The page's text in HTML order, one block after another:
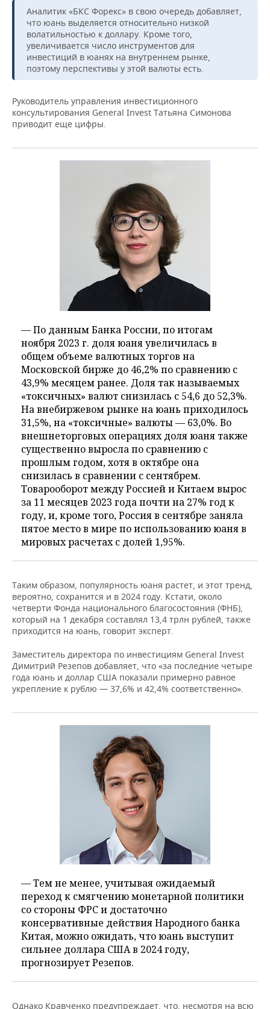
Аналитик «БКС Форекс» в свою очередь добавляет,
что юань выделяется относительно низкой
волатильностью к доллару. Кроме того,
увеличивается число инструментов для
инвестиций в юанях на внутреннем рынке,
поэтому перспективы у этой валюты есть.
Руководитель управления инвестиционного
консультирования General Invest Татьяна Симонова
приводит еще цифры.
— По данным Банка России, по итогам
ноября 2023 г. доля юаня увеличилась в
общем объеме валютных торгов на
Московской бирже до 46,2% по сравнению с
43,9% месяцем ранее. Доля так называемых
«токсичных» валют снизилась с 54,6 до 52,3%.
На внебиржевом рынке на юань приходилось
31,5%, на «токсичные» валюты — 63,0%. Во
внешнеторговых операциях доля юаня также
существенно выросла по сравнению с
прошлым годом, хотя в октябре она
снизилась в сравнении с сентябрем.
Товарооборот между Россией и Китаем вырос
за 11 месяцев 2023 года почти на 27% год к
году, и, кроме того, Россия в сентябре заняла
пятое место в мире по использованию юаня в
мировых расчетах с долей 1,95%.
Таким образом, популярность юаня растет, и этот тренд,
вероятно, сохранится и в 2024 году. Кстати, около
четверти Фонда национального благосостояния (ФНБ),
который на 1 декабря составлял 13,4 трлн рублей, также
приходится на юань, говорит эксперт.
Заместитель директора по инвестициям General Invest
Димитрий Резепов добавляет, что «за последние четыре
года юань и доллар США показали примерно равное
укрепление к рублю — 37,6% и 42,4% соответственно».
— Тем не менее, учитывая ожидаемый
переход к смягчению монетарной политики
со стороны ФРС и достаточно
консервативные действия Народного банка
Китая, можно ожидать, что юань выступит
сильнее доллара США в 2024 году,
прогнозирует Резепов.
Однако Кравченко предупреждает, что, несмотря на всю